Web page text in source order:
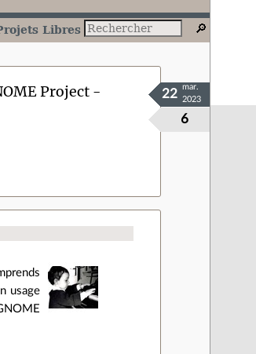
Libres
Project -
6
22
mar.
2023
usage